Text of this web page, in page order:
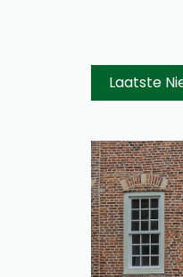
Laatste